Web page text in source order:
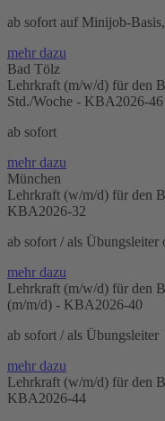
ab sofort auf Minijob-
mehr dazu
Bad Tölz
Lehrkraft (m/w/d) für den
Std./Woche - KBA2026-46
ab sofort
mehr dazu
München
Lehrkraft (w/m/d) für den
KBA2026-32
ab sofort / als
mehr dazu
Lehrkraft (m/w/d) für den
(m/m/d) - KBA2026-40
ab sofort / als Übungsleiter
mehr dazu
Lehrkraft (w/m/d) für den
KBA2026-44